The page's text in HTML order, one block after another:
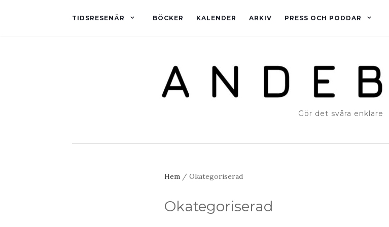
TIDSRESENÄR BÖCKER KALENDER ARKIV PRESS OCH PODDAR
Gör det svåra enklare
Hem/ Okategoriserad
Okategoriserad